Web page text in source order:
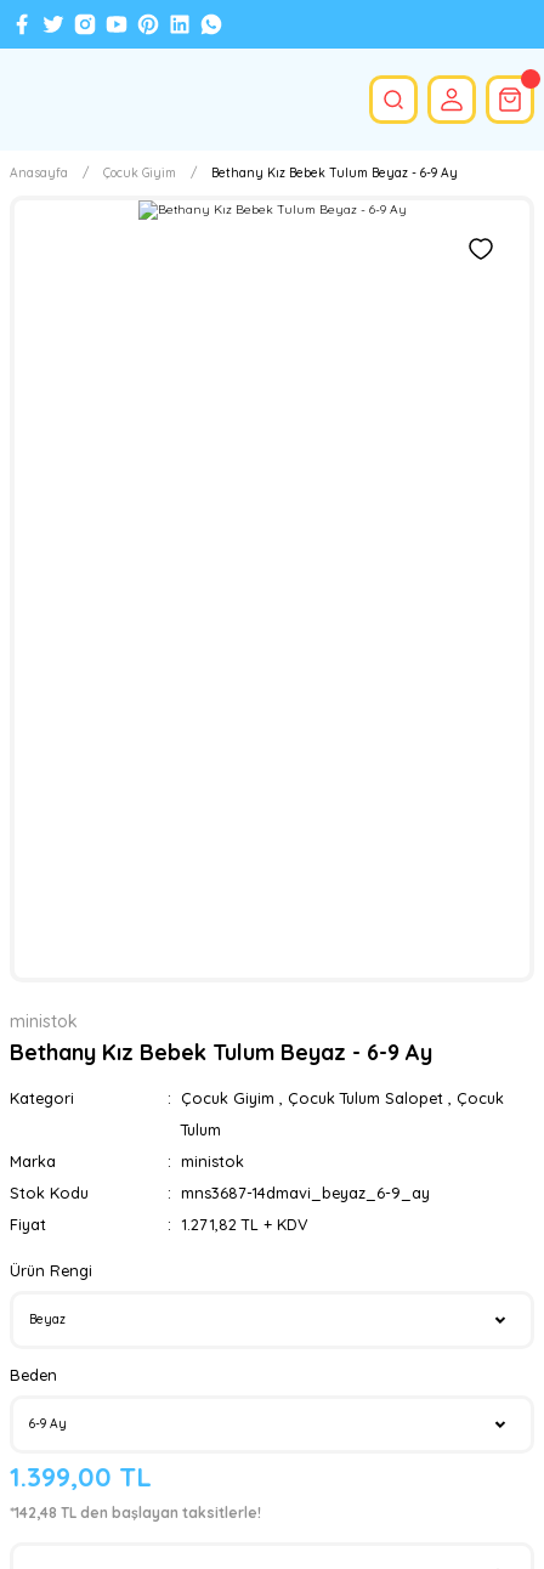
Anasayfa Çocuk Giyim Bethany Kız Bebek Tulum Beyaz - 6-9 Ay
ministok
Bethany Kız Bebek Tulum Beyaz - 6-9 Ay
Kategori Çocuk Giyim Çocuk Tulum Salopet
Çocuk
Tulum
Marka
ministok
Stok Kodu
mns3687-14dmavi_beyaz_6-9_ay
Fiyat
1.271,82 TL + KDV
Ürün Rengi
Beden
1.399,00 TL
*142,48 TL den başlayan taksitlerle!